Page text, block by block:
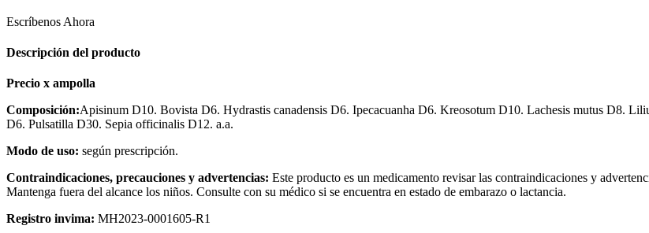
Escríbenos Ahora
Descripción del producto
Precio x ampolla
Composición:Apisinum D10. Bovista D6. Hydrastis canadensis D6. Ipecacuanha D6. Kreosotum D10. Lachesis mutus D8.
D6. Pulsatilla D30. Sepia officinalis D12. a.a.
Modo de uso: según prescripción.
Contraindicaciones, precauciones y advertencias: Este producto es un medicamento revisar las contraindicaciones y
Mantenga fuera del alcance los niños. Consulte con su médico si se encuentra en estado de embarazo o lactancia.
Registro invima: MH2023-0001605-R1